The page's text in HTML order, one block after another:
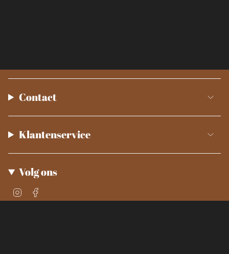
Contact
Klantenservice
Volg ons
Instagram